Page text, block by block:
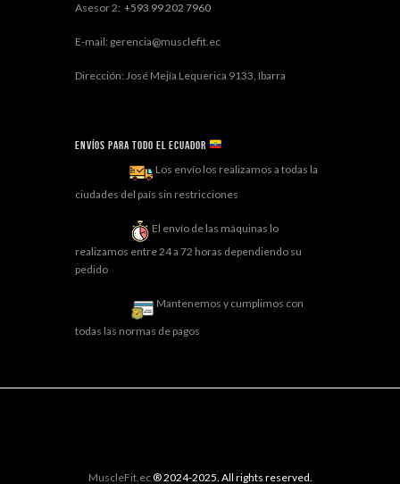
Asesor 2: +593 99 202 7960
E-mail: gerencia@musclefit.ec
Dirección: José Mejía Lequerica 9133, Ibarra
Envíos para todo el ECUADOR
Los envío los realizamos a todas la
ciudades del país sin restricciones
El envío de las máquinas lo
realizamos entre 24 a 72 horas dependiendo su
pedido
Mantenemos y cumplimos con
todas las normas de pagos
MuscleFit.ec® 2024-2025. All rights reserved.